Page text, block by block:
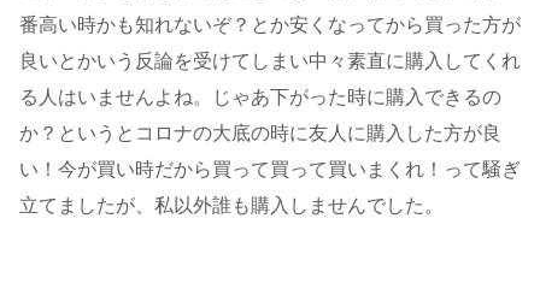
番高い時かも知れないぞ？とか安くなってから買った方が
良いとかいう反論を受けてしまい中々素直に購入してくれ
る人はいませんよね。じゃあ下がった時に購入できるの
か？というとコロナの大底の時に友人に購入した方が良
い！今が買い時だから買って買って買いまくれ！って騒ぎ
立てましたが、私以外誰も購入しませんでした。